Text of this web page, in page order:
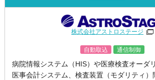
株式会社アストロステージ
自動取込 通信制御
病院情報システム（HIS）や医療検査オーダ
医事会計システム、検査装置（モダリティ